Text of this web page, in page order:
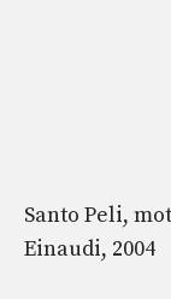
Santo Peli,
Einaudi, 2004